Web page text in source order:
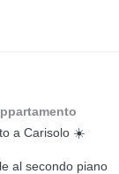
a Carisolo ☀️
al secondo piano